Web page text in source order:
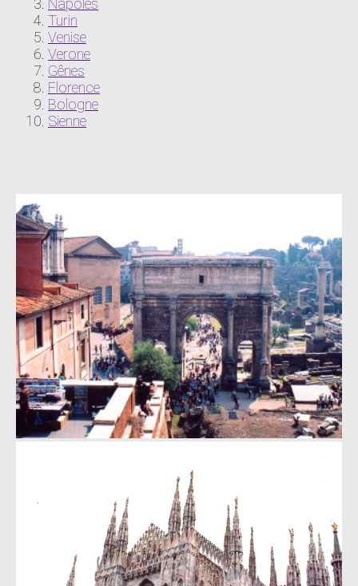
Napoles
Turin
Venise
Verone
Gênes
Florence
Bologne
Sienne